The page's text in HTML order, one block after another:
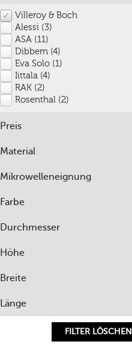
Villeroy & Boch
Alessi (3)
ASA (11)
Dibbern (4)
Eva Solo (1)
Iittala (4)
RAK (2)
Rosenthal (2)
Preis
Material
Mikrowelleneignung
Farbe
Durchmesser
Höhe
Breite
Länge
FILTER LÖSCHEN